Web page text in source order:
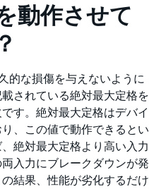
動作させて
的な損傷を与えないように
されている絶対最大定格を
す。絶対最大定格はデバイ
、この値で動作できるとい
絶対最大定格より高い入力
入力にブレークダウンが発
結果、性能が劣化するだけ